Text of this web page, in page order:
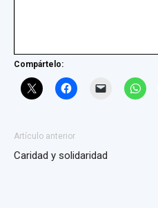
Compártelo:
Artículo anterior
Caridad y solidaridad